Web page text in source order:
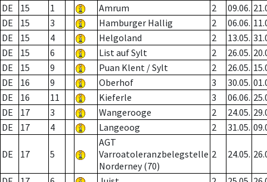
DE
15 1 Amrum 2 09.06.
DE
15 3 Hamburger Hallig 2 06.06.
DE
15 4 Helgoland 2 13.05.
DE
15 6 List auf Sylt 2 26.05.
DE
15 9 Puan Klent / Sylt 2 26.05.
DE
16 9 Oberhof 3 30.05.
DE
16 11 Kieferle 3 06.06.
DE
17 3 Wangerooge 2 24.05.
DE
17 4 Langeoog 2 31.05.
DE 17 5
AGT
Varroatoleranzbelegstelle
Norderney (70)
2 24.05.